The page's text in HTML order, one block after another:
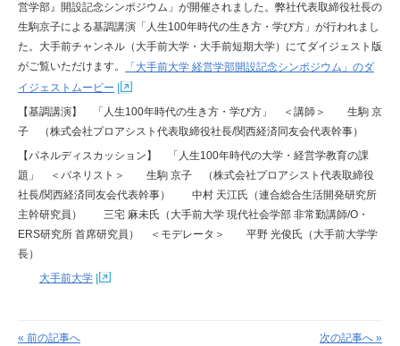
営学部』開設記念シンポジウム」が開催されました。 弊社代表取締役社長の
生駒京子による基調講演「人生100年時代の生き方・学び方」が行われまし
た。 大手前チャンネル（大手前大学・大手前短期大学）にてダイジェスト版
がご覧いただけます。
「大手前大学 経営学部開設記念シンポジウム」のダ
イジェストムービー
【基調講演】
「人生100年時代の生き方・学び方」 ＜講師＞
生駒 京
子 （株式会社プロアシスト代表取締役社長/関西経済同友会代表幹事）
【パネルディスカッション】
「人生100年時代の大学・経営学教育の課
題」
＜パネリスト＞
生駒 京子 （株式会社プロアシスト代表取締役
社長/関西経済同友会代表幹事）
中村 天江氏（連合総合生活開発研究所
主幹研究員）
三宅 麻未氏（大手前大学 現代社会学部 非常勤講師/O・
ERS研究所 首席研究員）
＜モデレータ＞
平野 光俊氏（大手前大学学
長）
大手前大学
« 前の記事へ 次の記事へ »